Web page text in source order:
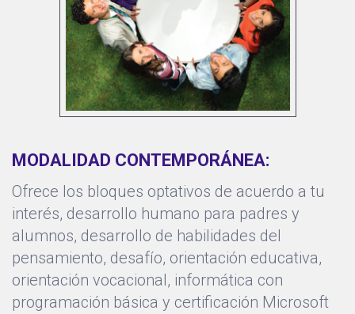
MODALIDAD CONTEMPORÁNEA:
Ofrece los bloques optativos de acuerdo a tu
interés, desarrollo humano para padres y
alumnos, desarrollo de habilidades del
pensamiento, desafío, orientación educativa,
orientación vocacional, informática con
programación básica y certificación Microsoft